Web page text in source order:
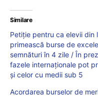
Similare
Petiție pentru ca elevii din
primească burse de
semnături în 4 zile / În
fazele internaționale pot
și celor cu medii sub 5
Acordarea burselor de